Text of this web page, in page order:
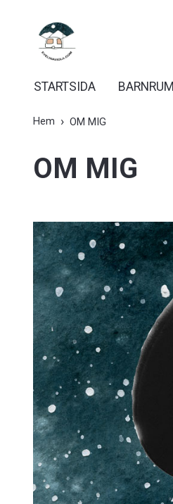
STARTSIDA BARNRUM
Hem OM MIG
OM MIG